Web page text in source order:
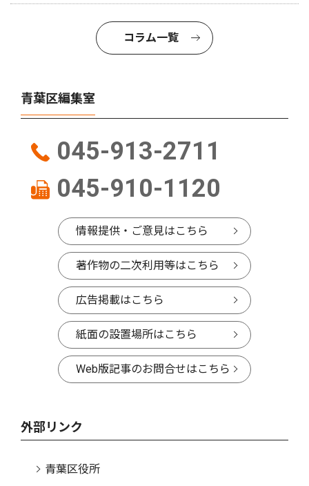
コラム一覧
青葉区編集室
045-913-2711
045-910-1120
情報提供・ご意見はこちら
著作物の二次利用等はこちら
広告掲載はこちら
紙面の設置場所はこちら
Web版記事のお問合せはこちら
外部リンク
青葉区役所